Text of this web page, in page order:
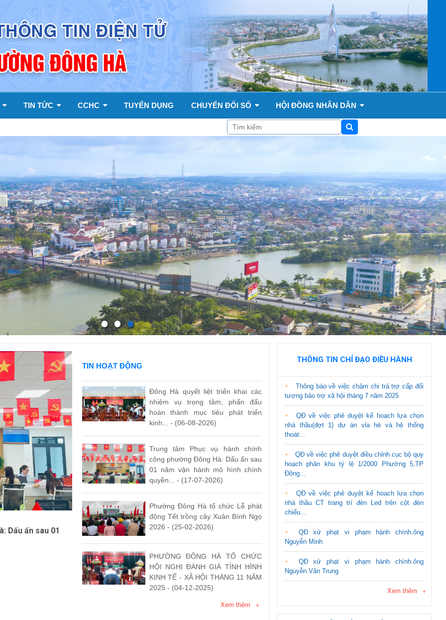
TIN TỨC CCHC TUYỂN DỤNG CHUYỂN ĐỔI SỐ HỘI ĐỒNG NHÂN DÂN
Dấu ấn sau 01
Bính Ngọ
phường Đông Hà tổ
TIN HOẠT ĐỘNG
Đông Hà quyết liệt triển khai các
nhiệm vụ trọng tâm, phấn đấu
hoàn thành mục tiêu phát triển
kinh... - (06-08-2026)
Trung tâm Phục vụ hành chính
công phường Đông Hà: Dấu ấn sau
01 năm vận hành mô hình chính
quyền... - (17-07-2026)
Phường Đông Hà tổ chức Lễ phát
động Tết trồng cây Xuân Bính Ngọ
2026 - (25-02-2026)
PHƯỜNG ĐÔNG HÀ TỔ CHỨC
HỘI NGHỊ ĐÁNH GIÁ TÌNH HÌNH
KINH TẾ - XÃ HỘI THÁNG 11 NĂM
2025 - (04-12-2025)
Xem thêm
THÔNG TIN CHỈ ĐẠO ĐIỀU HÀNH
Thông báo về việc chậm chi trả trợ cấp đối
tượng bảo trợ xã hội tháng 7 năm 2025
QĐ về việc phê duyệt kế hoạch lựa chọn
nhà thầu(đợt 1) dự án vỉa hè và hệ thống
thoát...
QĐ về việc phê duyệt điều chỉnh cục bộ quy
hoạch phân khu tỷ lệ 1/2000 Phường 5,TP
Đông...
QĐ về việc phê duyệt kế hoạch lựa chọn
nhà thầu CT trang trí đèn Led trên cột đèn
chiếu...
QĐ xử phạt vi phạm hành chính.ông
Nguyễn Minh
QĐ xử phạt vi phạm hành chính.ông
Nguyễn Văn Trung
Xem thêm